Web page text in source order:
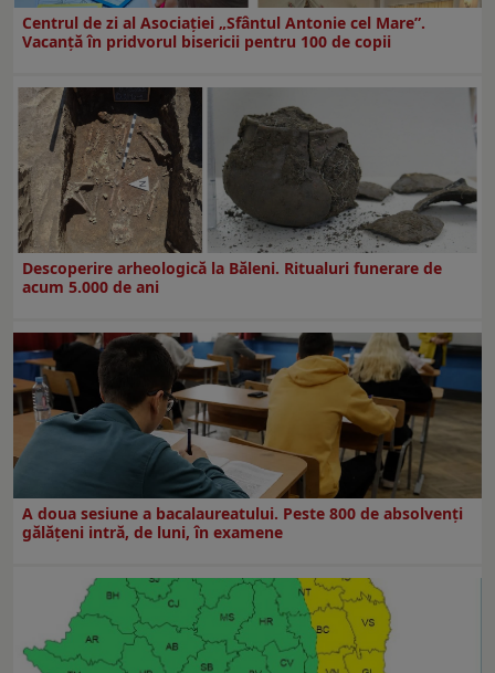
Centrul de zi al Asociației „Sfântul Antonie cel Mare”.
Vacanță în pridvorul bisericii pentru 100 de copii
Descoperire arheologică la Băleni. Ritualuri funerare de
acum 5.000 de ani
A doua sesiune a bacalaureatului. Peste 800 de absolvenţi
gălăţeni intră, de luni, în examene